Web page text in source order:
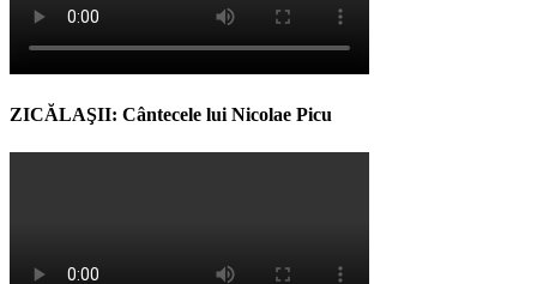
ZICĂLAŞII: Cântecele lui Nicolae Picu